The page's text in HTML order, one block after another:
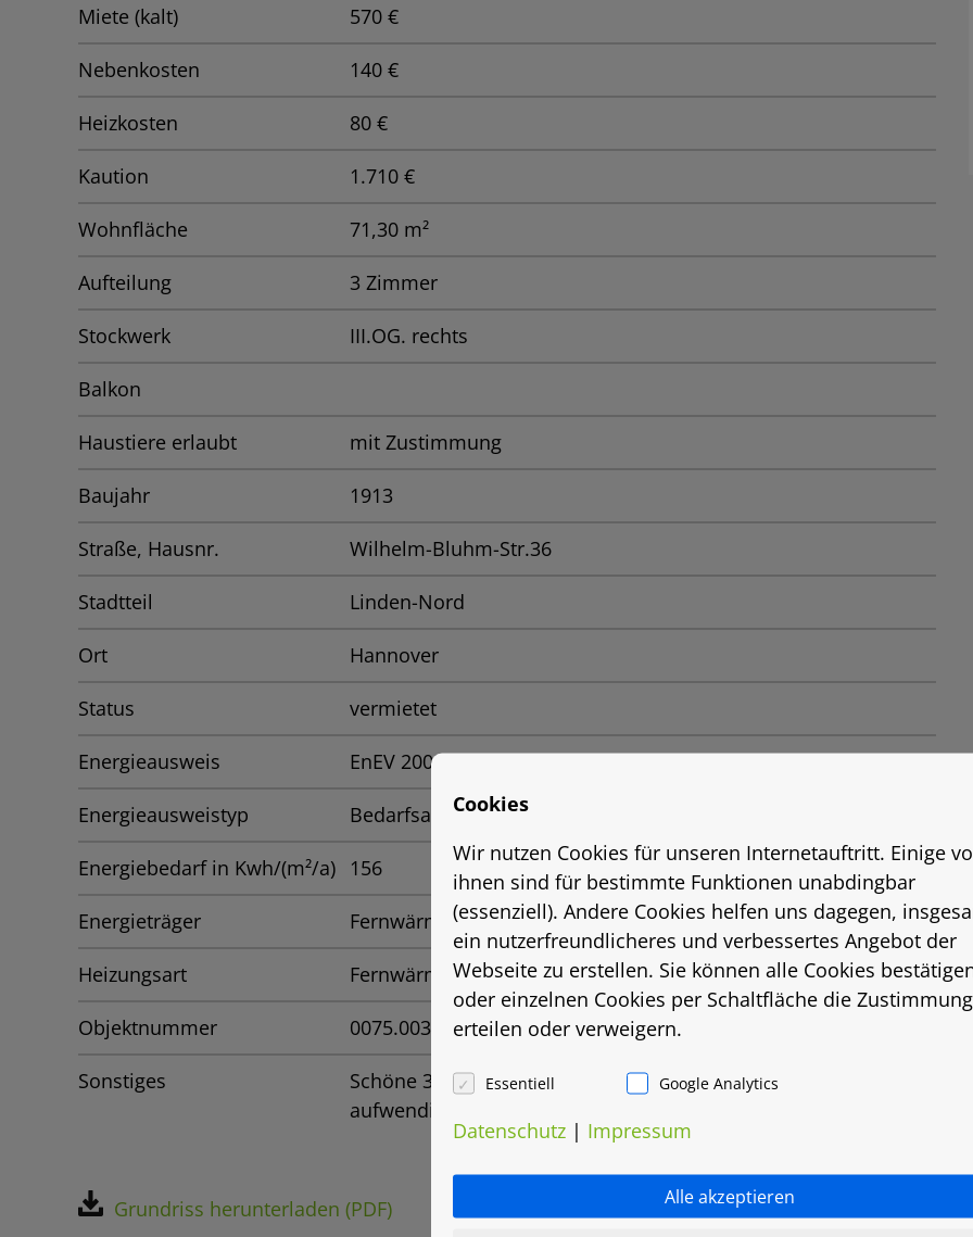
Miete (kalt) 570 €
Nebenkosten 140 €
Heizkosten 80 €
Kaution 1.710 €
Wohnfläche 71,30 m²
Aufteilung 3 Zimmer
Stockwerk III.OG. rechts
Balkon
Haustiere erlaubt mit Zustimmung
Baujahr 1913
Straße, Hausnr. Wilhelm-Bluhm-Str.36
Stadtteil Linden-Nord
Ort Hannover
Status vermietet
Energieausweis EnEV 2009
Energieausweistyp Bedarfsausweis
Energiebedarf in Kwh/(m²/a) 156
Energieträger Fernwärme
Heizungsart Fernwärme
Objektnummer 0075.0033
Sonstiges
Schöne 3 Zimmer Wohnung in Linden Nord. Erstbezug nach
aufwendiger Modernisierung.
Grundriss herunterladen (PDF)
Cookies
Wir nutzen Cookies für unseren Internetauftritt. Einige
ihnen sind für bestimmte Funktionen unabdingbar
(essenziell). Andere Cookies helfen uns dagegen,
ein nutzerfreundlicheres und verbessertes Angebot der
Webseite zu erstellen. Sie können alle Cookies
oder einzelnen Cookies per Schaltfläche die Zustimmung
erteilen oder verweigern.
Essentiell Google Analytics
Datenschutz | Impressum
Alle akzeptieren